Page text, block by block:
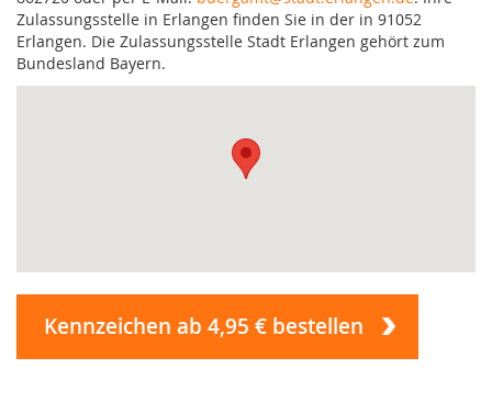
Zulassungsstelle in Erlangen finden Sie in der in 91052
Erlangen. Die Zulassungsstelle Stadt Erlangen gehört zum
Bundesland Bayern.
Kennzeichen ab 4,95 € bestellen